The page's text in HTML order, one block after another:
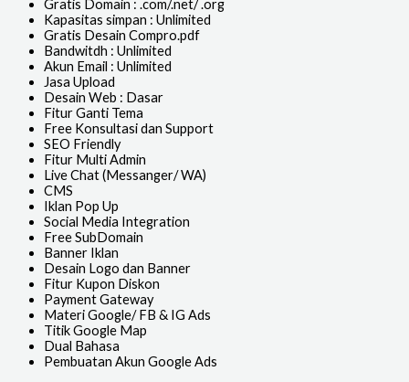
Gratis Domain : .com/.net/ .org
Kapasitas simpan : Unlimited
Gratis Desain Compro.pdf
Bandwitdh : Unlimited
Akun Email : Unlimited
Jasa Upload
Desain Web : Dasar
Fitur Ganti Tema
Free Konsultasi dan Support
SEO Friendly
Fitur Multi Admin
Live Chat (Messanger/ WA)
CMS
Iklan Pop Up
Social Media Integration
Free SubDomain
Banner Iklan
Desain Logo dan Banner
Fitur Kupon Diskon
Payment Gateway
Materi Google/ FB & IG Ads
Titik Google Map
Dual Bahasa
Pembuatan Akun Google Ads